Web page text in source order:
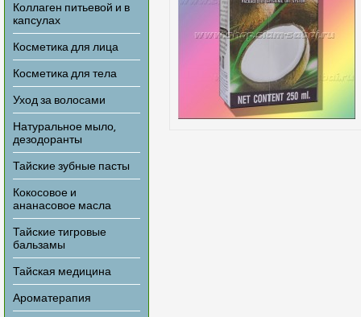
Коллаген питьевой и в
капсулах
Косметика для лица
Косметика для тела
Уход за волосами
Натуральное мыло,
дезодоранты
Тайские зубные пасты
Кокосовое и
ананасовое масла
Тайские тигровые
бальзамы
Тайская медицина
Ароматерапия